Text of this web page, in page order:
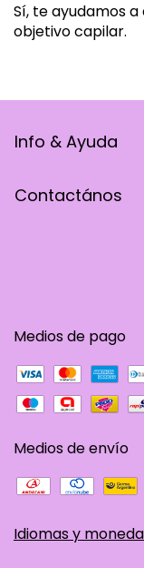
Sí, te ayudamos
objetivo capilar.
Info & Ayuda
Contactános
Medios de pago
Medios de envío
Idiomas y